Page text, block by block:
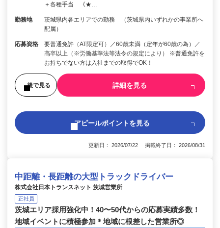
＋各種手当 《★…
勤務地
茨城県内各エリアでの勤務 （茨城県内いずれかの事業所へ
配属）
応募資格
要普通免許（AT限定可）／60歳未満（定年が60歳の為）／
高卒以上（※労働基準法等法令の規定により） ※普通免許を
お持ちでない方は入社までの取得でOK！
後で見る 詳細を見る
アピールポイントを見る
更新日： 2026/07/22 掲載終了日： 2026/08/31
中距離・長距離の大型トラックドライバー
株式会社日本トランスネット 茨城営業所
正社員
茨城エリア採用強化中！40〜50代からの応募実績多数！
地域イベントに積極参加＊地域に根差した営業所◎